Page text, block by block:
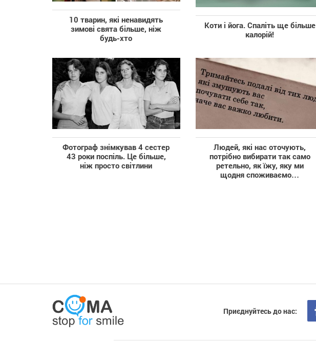
10 тварин, які ненавидять
зимові свята більше, ніж
будь-хто
Коти і йога. Спаліть ще більше
калорій!
Фотограф знімкував 4 сестер
43 роки поспіль. Це більше,
ніж просто світлини
Людей, які нас оточують,
потрібно вибирати так само
ретельно, як їжу, яку ми
щодня споживаємо…
Приєднуйтесь до нас: